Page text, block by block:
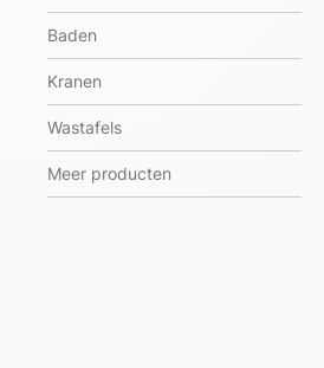
Baden
Kranen
Wastafels
Meer producten